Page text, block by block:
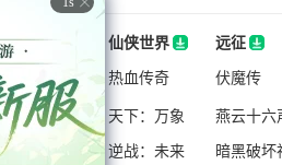
桃花源记2
桃花源记2
仙侠世界
仙侠世界
远征
远征
剑网3 热血传奇 伏魔传
三角洲行动 天下：万象 燕云十六
绝区零 逆战：未来 暗黑破坏
08/
新版